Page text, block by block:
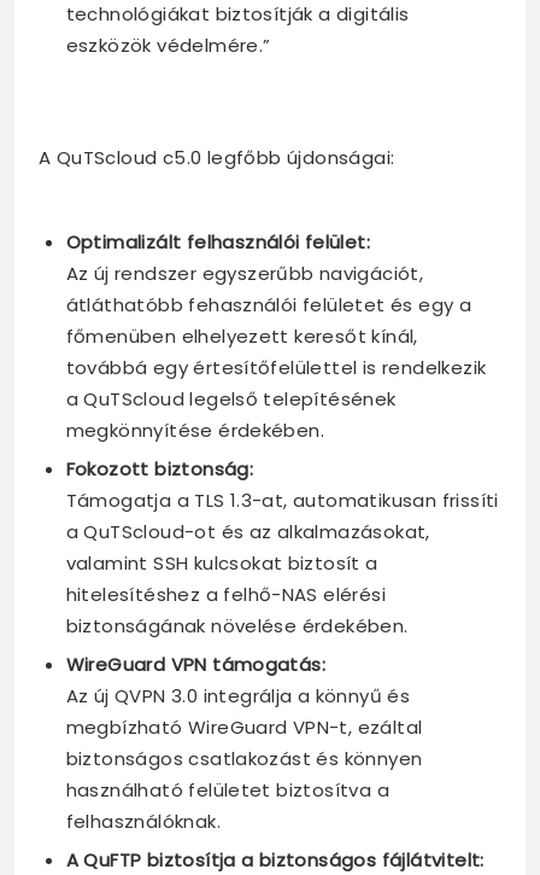
technológiákat biztosítják a digitális
eszközök védelmére.”
A QuTScloud c5.0 legfőbb újdonságai:
Optimalizált felhasználói felület:
Az új rendszer egyszerűbb navigációt,
átláthatóbb fehasználói felületet és egy a
főmenüben elhelyezett keresőt kínál,
továbbá egy értesítőfelülettel is rendelkezik
a QuTScloud legelső telepítésének
megkönnyítése érdekében.
Fokozott biztonság:
Támogatja a TLS 1.3-at, automatikusan frissíti
a QuTScloud-ot és az alkalmazásokat,
valamint SSH kulcsokat biztosít a
hitelesítéshez a felhő-NAS elérési
biztonságának növelése érdekében.
WireGuard VPN támogatás:
Az új QVPN 3.0 integrálja a könnyű és
megbízható WireGuard VPN-t, ezáltal
biztonságos csatlakozást és könnyen
használható felületet biztosítva a
felhasználóknak.
A QuFTP biztosítja a biztonságos fájlátvitelt: